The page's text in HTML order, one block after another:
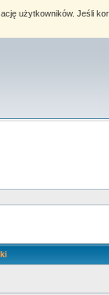
użytkowników. Jeśli